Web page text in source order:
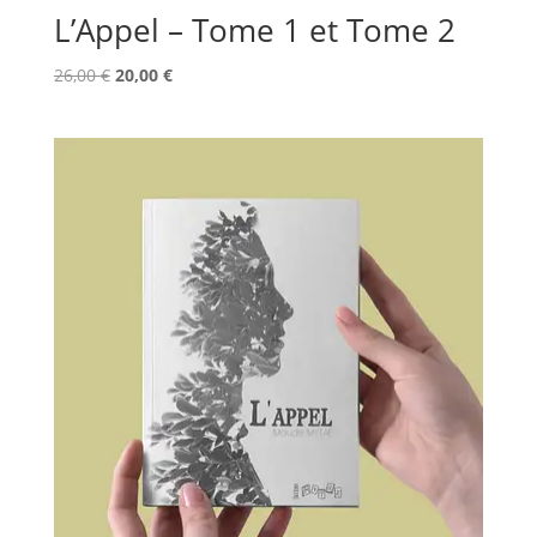
L’Appel – Tome 1 et Tome 2
26,00€ Le
20,00 €Le